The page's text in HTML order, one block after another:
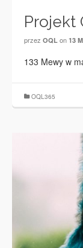
Projekt
przez OQL on 13
133 Mewy w
OQL365